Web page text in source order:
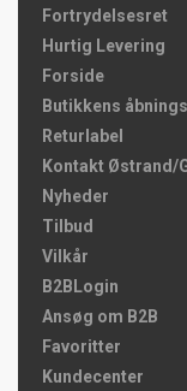
Fortrydelsesret
Hurtig Levering
Forside
Butikkens
Returlabel
Kontakt Østrand/
Nyheder
Tilbud
Vilkår
B2BLogin
Ansøg om B2B
Favoritter
Kundecenter